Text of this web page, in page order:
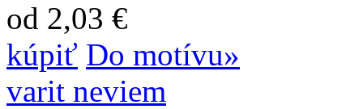
od 2,03 €
kúpiť Do motívu»
varit neviem